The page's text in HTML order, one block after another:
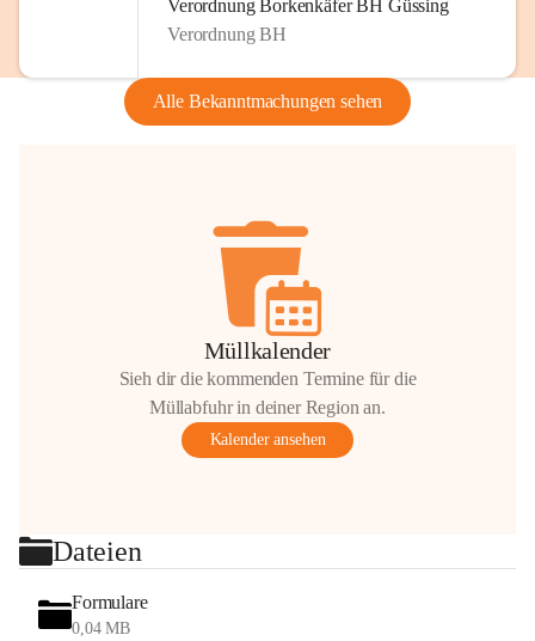
Verordnung Borkenkäfer BH Güssing
Verordnung BH
Alle Bekanntmachungen sehen
Müllkalender
Sieh dir die kommenden Termine für die
Müllabfuhr in deiner Region an.
Kalender ansehen
Dateien
Formulare
0,04 MB